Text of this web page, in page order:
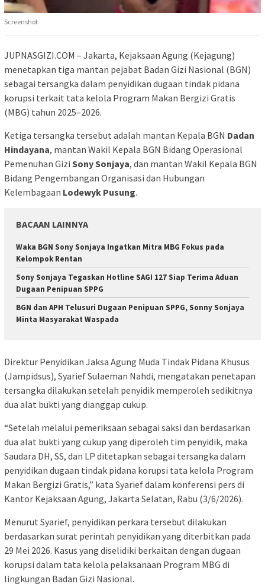
Screenshot
JUPNASGIZI.COM – Jakarta, Kejaksaan Agung (Kejagung)
menetapkan tiga mantan pejabat Badan Gizi Nasional (BGN)
sebagai tersangka dalam penyidikan dugaan tindak pidana
korupsi terkait tata kelola Program Makan Bergizi Gratis
(MBG) tahun 2025–2026.
Ketiga tersangka tersebut adalah mantan Kepala BGN Dadan
Hindayana, mantan Wakil Kepala BGN Bidang Operasional
Pemenuhan Gizi Sony Sonjaya, dan mantan Wakil Kepala BGN
Bidang Pengembangan Organisasi dan Hubungan
Kelembagaan Lodewyk Pusung.
BACAAN LAINNYA
Waka BGN Sony Sonjaya Ingatkan Mitra MBG Fokus pada
Kelompok Rentan
Sony Sonjaya Tegaskan Hotline SAGI 127 Siap Terima Aduan
Dugaan Penipuan SPPG
BGN dan APH Telusuri Dugaan Penipuan SPPG, Sonny Sonjaya
Minta Masyarakat Waspada
Direktur Penyidikan Jaksa Agung Muda Tindak Pidana Khusus
(Jampidsus), Syarief Sulaeman Nahdi, mengatakan penetapan
tersangka dilakukan setelah penyidik memperoleh sedikitnya
dua alat bukti yang dianggap cukup.
“Setelah melalui pemeriksaan sebagai saksi dan berdasarkan
dua alat bukti yang cukup yang diperoleh tim penyidik, maka
Saudara DH, SS, dan LP ditetapkan sebagai tersangka dalam
penyidikan dugaan tindak pidana korupsi tata kelola Program
Makan Bergizi Gratis,” kata Syarief dalam konferensi pers di
Kantor Kejaksaan Agung, Jakarta Selatan, Rabu (3/6/2026).
Menurut Syarief, penyidikan perkara tersebut dilakukan
berdasarkan surat perintah penyidikan yang diterbitkan pada
29 Mei 2026. Kasus yang diselidiki berkaitan dengan dugaan
korupsi dalam tata kelola pelaksanaan Program MBG di
lingkungan Badan Gizi Nasional.